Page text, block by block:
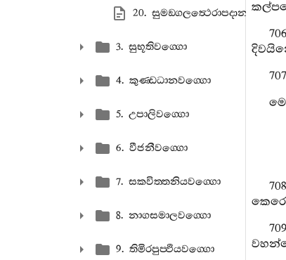
20. සුමඞ‍්ගලත්‍ථෙරාපදානං
3. සුභූතිවග‍්ගො
4. කුණ‍්ඩධානවග‍්ගො
5. උපාලිවග‍්ගො
6. වීජනීවග‍්ගො
7. සකවිත‍්තනියවග‍්ගො
8. නාගසමාලවග‍්ගො
9. තිමිරපුප‍්ඵියවග‍්ගො